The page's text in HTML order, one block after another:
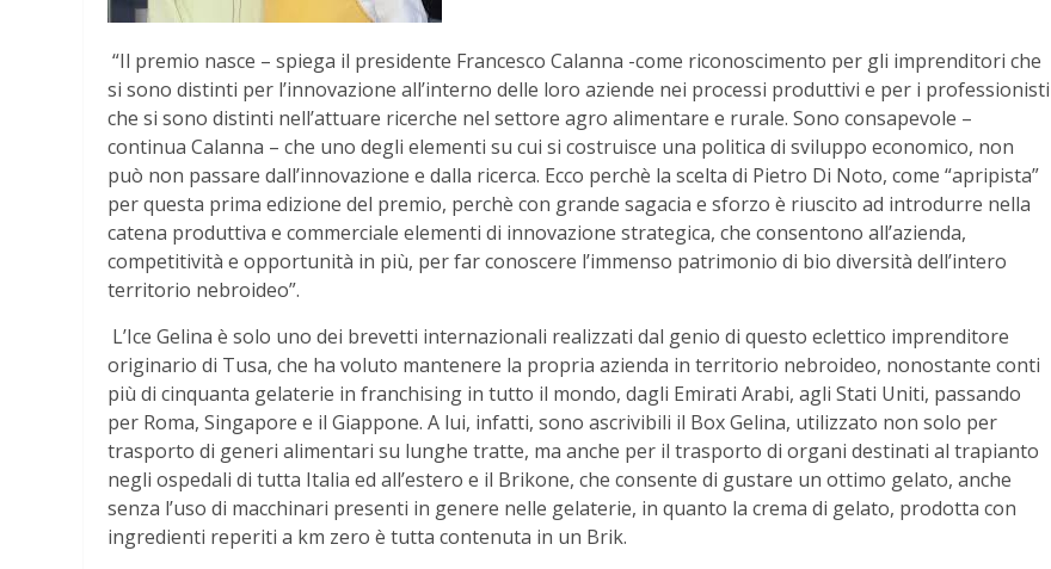
“Il premio nasce – spiega il presidente Francesco Calanna -come riconoscimento per gli imprenditori che
si sono distinti per l’innovazione all’interno delle loro aziende nei processi produttivi e per i professionisti
che si sono distinti nell’attuare ricerche nel settore agro alimentare e rurale. Sono consapevole –
continua Calanna – che uno degli elementi su cui si costruisce una politica di sviluppo economico, non
può non passare dall’innovazione e dalla ricerca. Ecco perchè la scelta di Pietro Di Noto, come “apripista”
per questa prima edizione del premio, perchè con grande sagacia e sforzo è riuscito ad introdurre nella
catena produttiva e commerciale elementi di innovazione strategica, che consentono all’azienda,
competitività e opportunità in più, per far conoscere l’immenso patrimonio di bio diversità dell’intero
territorio nebroideo”.
L’Ice Gelina è solo uno dei brevetti internazionali realizzati dal genio di questo eclettico imprenditore
originario di Tusa, che ha voluto mantenere la propria azienda in territorio nebroideo, nonostante conti
più di cinquanta gelaterie in franchising in tutto il mondo, dagli Emirati Arabi, agli Stati Uniti, passando
per Roma, Singapore e il Giappone. A lui, infatti, sono ascrivibili il Box Gelina, utilizzato non solo per
trasporto di generi alimentari su lunghe tratte, ma anche per il trasporto di organi destinati al trapianto
negli ospedali di tutta Italia ed all’estero e il Brikone, che consente di gustare un ottimo gelato, anche
senza l’uso di macchinari presenti in genere nelle gelaterie, in quanto la crema di gelato, prodotta con
ingredienti reperiti a km zero è tutta contenuta in un Brik.